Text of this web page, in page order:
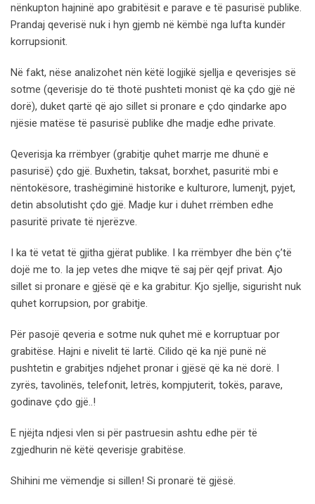
nënkupton hajninë apo grabitësit e parave e të pasurisë publike.
Prandaj qeverisë nuk i hyn gjemb në këmbë nga lufta kundër
korrupsionit.
Në fakt, nëse analizohet nën këtë logjikë sjellja e qeverisjes së
sotme (qeverisje do të thotë pushteti monist që ka çdo gjë në
dorë), duket qartë që ajo sillet si pronare e çdo qindarke apo
njësie matëse të pasurisë publike dhe madje edhe private.
Qeverisja ka rrëmbyer (grabitje quhet marrje me dhunë e
pasurisë) çdo gjë. Buxhetin, taksat, borxhet, pasuritë mbi e
nëntokësore, trashëgiminë historike e kulturore, lumenjt, pyjet,
detin absolutisht çdo gjë. Madje kur i duhet rrëmben edhe
pasuritë private të njerëzve.
I ka të vetat të gjitha gjërat publike. I ka rrëmbyer dhe bën ç’të
dojë me to. Ia jep vetes dhe miqve të saj për qejf privat. Ajo
sillet si pronare e gjësë që e ka grabitur. Kjo sjellje, sigurisht nuk
quhet korrupsion, por grabitje.
Për pasojë qeveria e sotme nuk quhet më e korruptuar por
grabitëse. Hajni e nivelit të lartë. Cilido që ka një punë në
pushtetin e grabitjes ndjehet pronar i gjësë që ka në dorë. I
zyrës, tavolinës, telefonit, letrës, kompjuterit, tokës, parave,
godinave çdo gjë..!
E njëjta ndjesi vlen si për pastruesin ashtu edhe për të
zgjedhurin në këtë qeverisje grabitëse.
Shihini me vëmendje si sillen! Si pronarë të gjësë.